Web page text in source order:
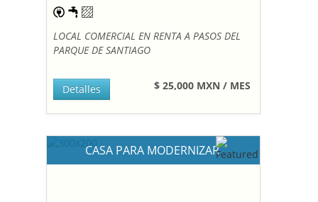
LOCAL COMERCIAL EN RENTA A PASOS DEL
PARQUE DE SANTIAGO
$ 25,000 MXN / MES
Detalles
CASA PARA MODERNIZAR